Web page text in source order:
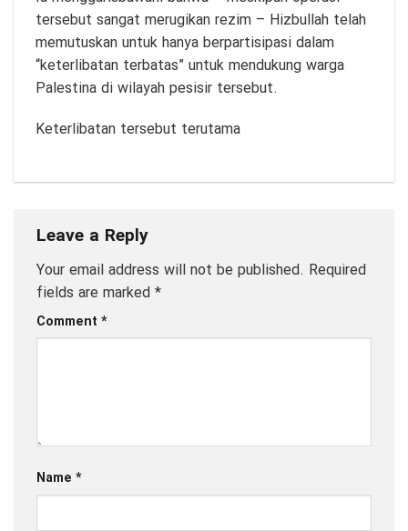
tersebut sangat merugikan rezim – Hizbullah telah
memutuskan untuk hanya berpartisipasi dalam
“keterlibatan terbatas” untuk mendukung warga
Palestina di wilayah pesisir tersebut.
Keterlibatan tersebut terutama
Leave a Reply
Your email address will not be published. Required
fields are marked *
Comment *
Name *